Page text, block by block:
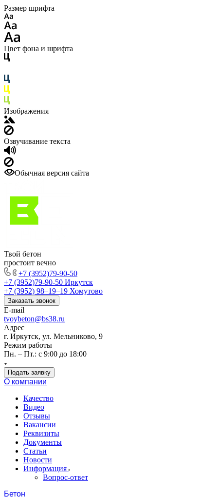
Размер шрифта
Цвет фона и шрифта
Изображения
Озвучивание текста
Обычная версия сайта
Твой бетон
простоит вечно
+7 (3952)79-90-50
+7 (3952)79-90-50 Иркутск
+7 (3952) 98‒19‒19 Хомутово
Заказать звонок
E-mail
tvoybeton@bs38.ru
Адрес
г. Иркутск, ул. Мельниково, 9
Режим работы
Пн. – Пт.: с 9:00 до 18:00
Подать заявку
О компании
Качество
Видео
Отзывы
Вакансии
Реквизиты
Документы
Статьи
Новости
Информация
Вопрос-ответ
Бетон